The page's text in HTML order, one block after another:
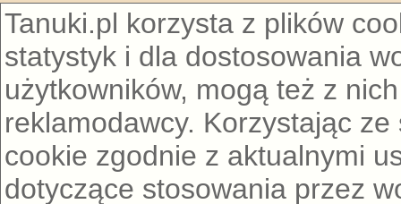
Tanuki.pl korzysta z plików
statystyk i dla dostosowania
użytkowników, mogą też z
reklamodawcy. Korzystając
cookie zgodnie z aktualnymi
dotyczące stosowania przez